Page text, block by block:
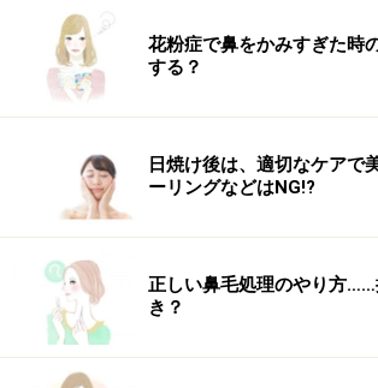
花粉症で鼻をかみすぎた時
する？
日焼け後は、適切なケアで
ーリングなどはNG!?
正しい鼻毛処理のやり方
き？